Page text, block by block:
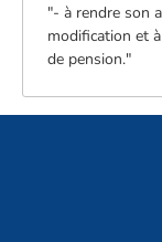
"- à rendre son
modification et
de pension."